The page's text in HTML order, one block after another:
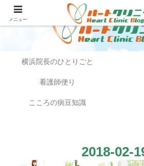
横浜院長のひとりごと
看護師便り
こころの病豆知識
2018-02-
メニュー